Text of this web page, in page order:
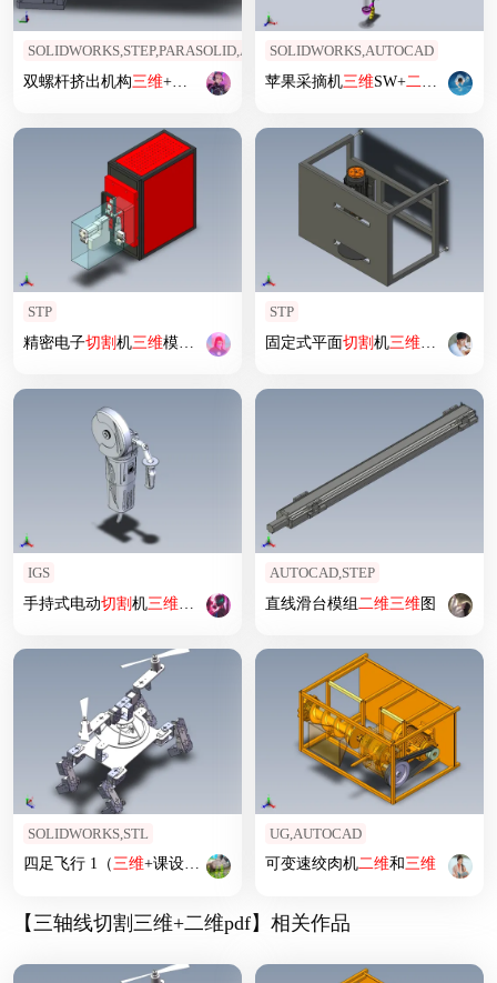
SOLIDWORKS,STEP,PARASOLID,AUTOCAD
双螺杆挤出机构三维+二维
SOLIDWORKS,AUTOCAD
苹果采摘机三维SW+二维 CAD
STP
精密电子切割机三维模型设计
STP
固定式平面切割机三维设计
IGS
手持式电动切割机三维模型
AUTOCAD,STEP
直线滑台模组 二维三维图
SOLIDWORKS,STL
四足飞行 1（三维+课设+程序+ ）
UG,AUTOCAD
可变速绞肉机二维和三维
【三轴线切割三维+二维pdf】相关作品